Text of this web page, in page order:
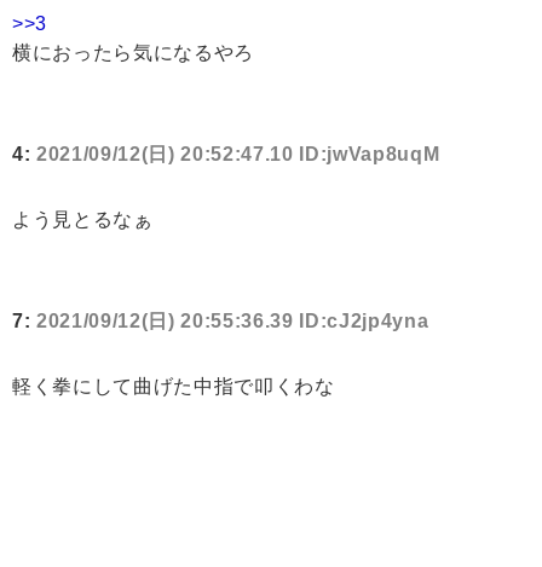
>>3
横におったら気になるやろ
4: 2021/09/12(日) 20:52:47.10 ID:jwVap8uqM
よう見とるなぁ
7: 2021/09/12(日) 20:55:36.39 ID:cJ2jp4yna
軽く拳にして曲げた中指で叩くわな